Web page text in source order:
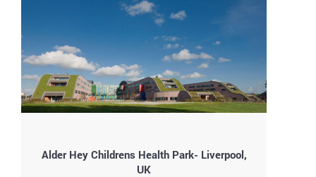
Alder Hey Childrens Health Park- Liverpool,
UK